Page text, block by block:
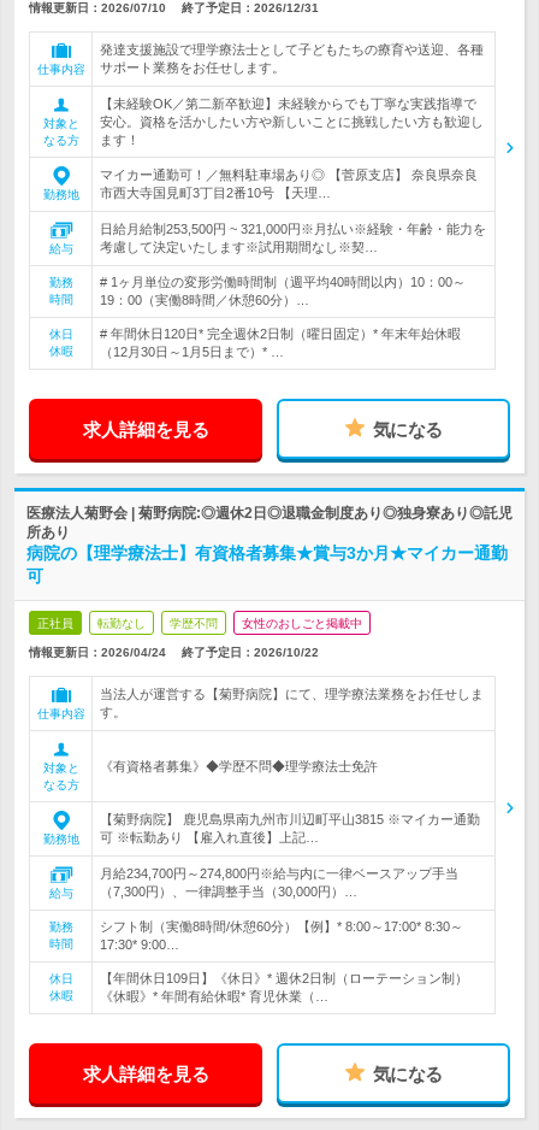
情報更新日：2026/07/10 終了予定日： 2026/12/31
仕事内容
発達支援施設で理学療法士として子どもたちの療育や送迎、各種
サポート業務をお任せします。
対象と
なる方
【未経験OK／第二新卒歓迎】未経験からでも丁寧な実践指導で
安心。資格を活かしたい方や新しいことに挑戦したい方も歓迎し
ます！
勤務地
マイカー通勤可！／無料駐車場あり◎ 【菅原支店】 奈良県奈良
市西大寺国見町3丁目2番10号 【天理…
給与
日給月給制253,500円 ~ 321,000円※月払い※経験・年齢・能力を
考慮して決定いたします※試用期間なし※契…
勤務
時間
# 1ヶ月単位の変形労働時間制（週平均40時間以内）10：00～
19：00（実働8時間／休憩60分）…
休日
休暇
# 年間休日120日* 完全週休2日制（曜日固定）* 年末年始休暇
（12月30日～1月5日まで）* …
求人詳細を見る 気になる
医療法人菊野会 | 菊野病院:◎週休2日◎退職金制度あり◎独身寮あり◎託児
所あり
病院の【理学療法士】有資格者募集★賞与3か月★マイカー通勤
可
正社員 転勤なし 学歴不問 女性のおしごと掲載中
情報更新日：2026/04/24 終了予定日： 2026/10/22
仕事内容
当法人が運営する【菊野病院】にて、理学療法業務をお任せしま
す。
対象と
なる方
《有資格者募集》◆学歴不問◆理学療法士免許
勤務地
【菊野病院】 鹿児島県南九州市川辺町平山3815 ※マイカー通勤
可 ※転勤あり 【雇入れ直後】上記…
給与
月給234,700円～274,800円※給与内に一律ベースアップ手当
（7,300円）、一律調整手当（30,000円）…
勤務
時間
シフト制（実働8時間/休憩60分）【例】* 8:00～17:00* 8:30～
17:30* 9:00…
休日
休暇
【年間休日109日】《休日》* 週休2日制（ローテーション制）
《休暇》* 年間有給休暇* 育児休業（…
求人詳細を見る 気になる